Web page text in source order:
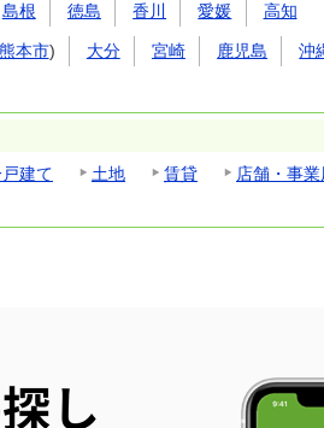
島根 徳島 香川 愛媛 高知
本市) 大分 宮崎 鹿児島 沖
建て 土地 賃貸
店舗・事業